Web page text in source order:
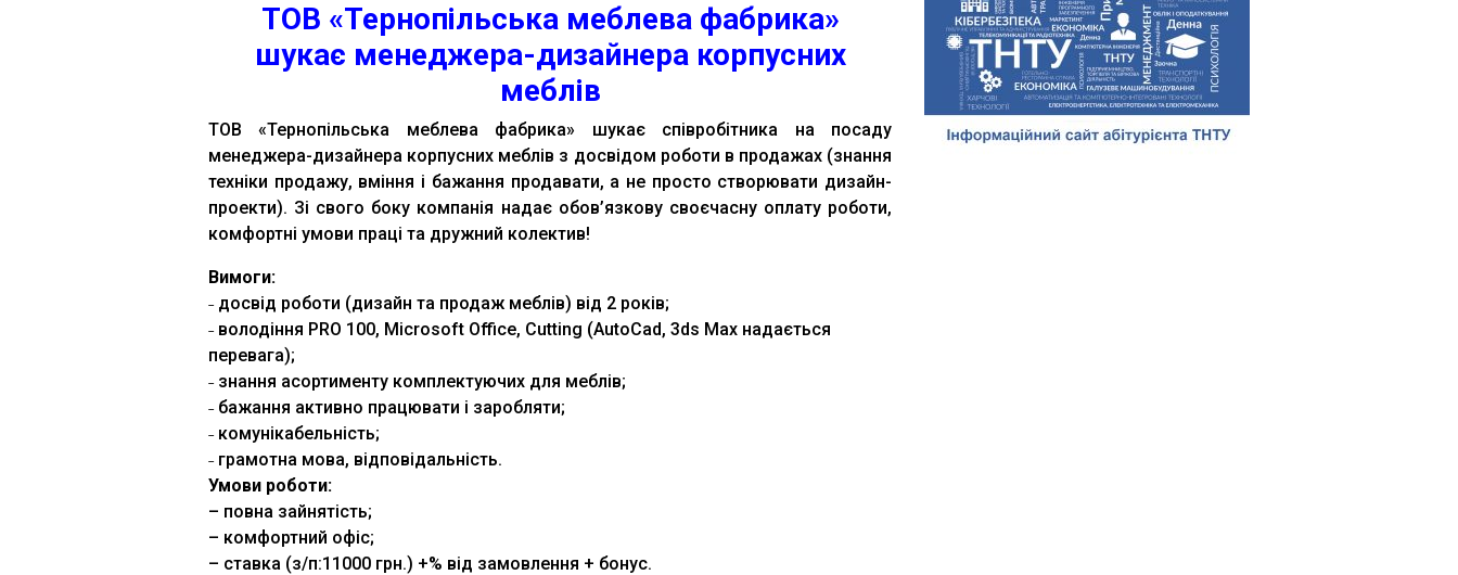
ТОВ «Тернопільська меблева фабрика»
шукає менеджера-дизайнера корпусних
меблів
ТОВ «Тернопільська меблева фабрика» шукає співробітника на посаду
менеджера-дизайнера корпусних меблів з досвідом роботи в продажах (знання
техніки продажу, вміння і бажання продавати, а не просто створювати дизайн-
проекти). Зі свого боку компанія надає обов’язкову своєчасну оплату роботи,
комфортні умови праці та дружний колектив!
Вимоги:
˗ досвід роботи (дизайн та продаж меблів) від 2 років;
˗ володіння PRO 100, Microsoft Office, Cutting (AutoCad, 3ds Max надається
перевага);
˗ знання асортименту комплектуючих для меблів;
˗ бажання активно працювати і заробляти;
˗ комунікабельність;
˗ грамотна мова, відповідальність.
Умови роботи:
– повна зайнятість;
– комфортний офіс;
– ставка (з/п:11000 грн.) +% від замовлення + бонус.